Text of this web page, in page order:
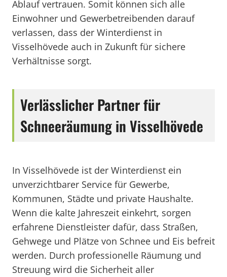
Ablauf vertrauen. Somit können sich alle
Einwohner und Gewerbetreibenden darauf
verlassen, dass der Winterdienst in
Visselhövede auch in Zukunft für sichere
Verhältnisse sorgt.
Verlässlicher Partner für
Schneeräumung in Visselhövede
In Visselhövede ist der Winterdienst ein
unverzichtbarer Service für Gewerbe,
Kommunen, Städte und private Haushalte.
Wenn die kalte Jahreszeit einkehrt, sorgen
erfahrene Dienstleister dafür, dass Straßen,
Gehwege und Plätze von Schnee und Eis befreit
werden. Durch professionelle Räumung und
Streuung wird die Sicherheit aller